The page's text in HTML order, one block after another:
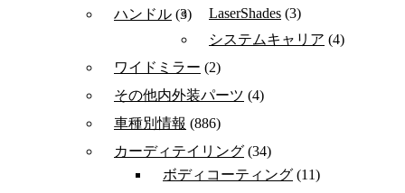
ハンドル (3) LaserShades (3)
システムキャリア (4)
ワイドミラー (2)
その他内外装パーツ (4)
車種別情報 (886)
カーディテイリング (34)
ボディコーティング (11)